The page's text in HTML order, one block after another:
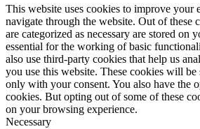
This website uses cookies to improve your
navigate through the website. Out of these
are categorized as necessary are stored on
essential for the working of basic
also use third-party cookies that help us
you use this website. These cookies will
only with your consent. You also have the
cookies. But opting out of some of these
on your browsing experience.
Necessary